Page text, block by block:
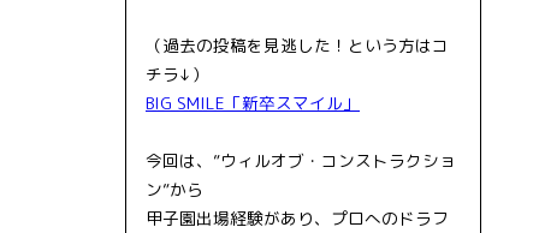
（過去の投稿を見逃した！という方はコ
チラ↓）
BIG SMILE「新卒スマイル」
今回は、”ウィルオブ・コンストラクショ
ン”から
甲子園出場経験があり、プロへのドラフ